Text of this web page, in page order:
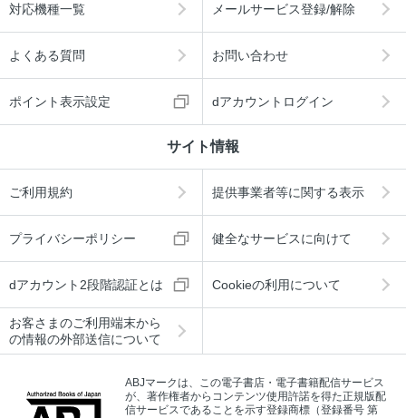
対応機種一覧 メールサービス登録/解除
よくある質問 お問い合わせ
ポイント表示設定 dアカウントログイン
サイト情報
ご利用規約 提供事業者等に関する表示
プライバシーポリシー 健全なサービスに向けて
dアカウント2段階認証とは Cookieの利用について
お客さまのご利用端末から
の情報の外部送信について
ABJマークは、この電子書店・電子書籍配信サービス
が、著作権者からコンテンツ使用許諾を得た正規版配
信サービスであることを示す登録商標（登録番号 第